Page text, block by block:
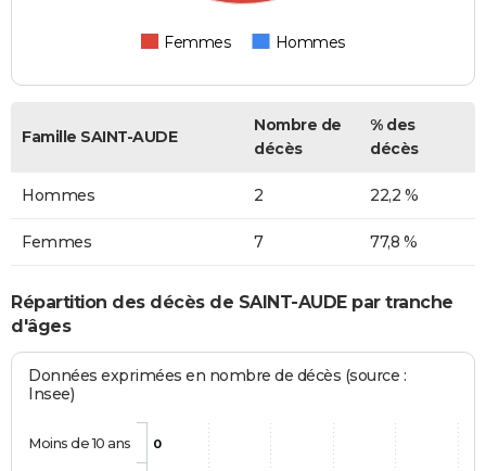
Femmes Hommes
Famille SAINT-AUDE
Nombre de
décès
% des
décès
Hommes 2 22,2 %
Femmes 7 77,8 %
Répartition des décès de SAINT-AUDE par tranche
d'âges
Données exprimées en nombre de décès (source :
Insee)
0
Moins de 10 ans